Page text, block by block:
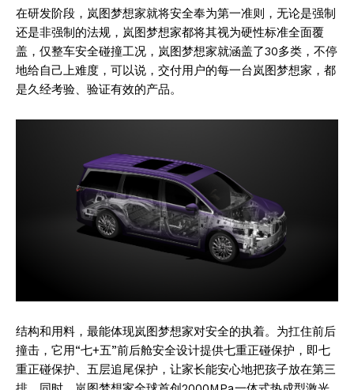
在研发阶段，岚图梦想家就将安全奉为第一准则，无论是强制
还是非强制的法规，岚图梦想家都将其视为硬性标准全面覆
盖，仅整车安全碰撞工况，岚图梦想家就涵盖了30多类，不停
地给自己上难度，可以说，交付用户的每一台岚图梦想家，都
是久经考验、验证有效的产品。
结构和用料，最能体现岚图梦想家对安全的执着。为扛住前后
撞击，它用“七+五”前后舱安全设计提供七重正碰保护，即七
重正碰保护、五层追尾保护，让家长能安心地把孩子放在第三